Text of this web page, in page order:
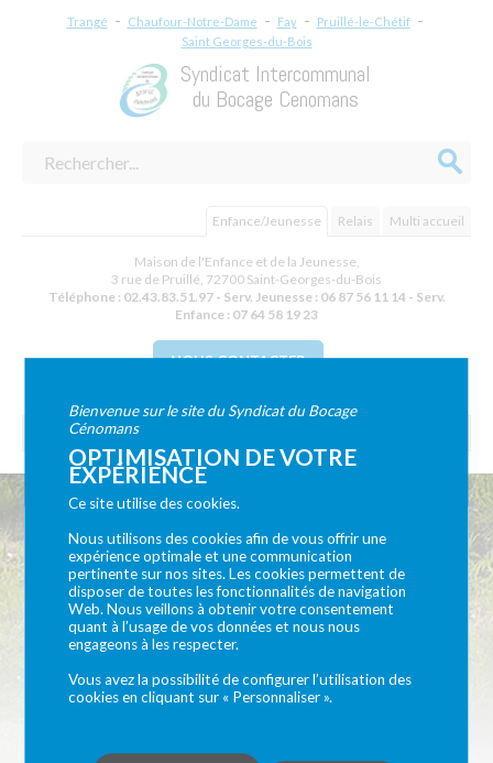
Trangé - Chaufour-Notre-Dame - Fay - Pruillé-le-Chétif -
Saint Georges-du-Bois
Syndicat Intercommunal
du Bocage Cenomans
Enfance/Jeunesse Relais Multi accueil
Maison de l'Enfance et de la Jeunesse,
3 rue de Pruillé 72700 Saint-Georges-du-Bois
Téléphone : 02.43.83.51.97 - Serv. Jeunesse : 06 87 56 11 14 - Serv.
Enfance : 07 64 58 19 23
NOUS CONTACTER
Pour les
assistant(e)s
maternel(le)s
les assistant(e)s maternel(le)s
Bienvenue sur le site du Syndicat du Bocage
Cénomans
OPTIMISATION DE VOTRE
EXPÉRIENCE
Ce site utilise des cookies.
Nous utilisons des cookies afin de vous offrir une
expérience optimale et une communication
pertinente sur nos sites. Les cookies permettent de
disposer de toutes les fonctionnalités de navigation
Web. Nous veillons à obtenir votre consentement
quant à l’usage de vos données et nous nous
engageons à les respecter.
Vous avez la possibilité de configurer l’utilisation des
cookies en cliquant sur « Personnaliser ».